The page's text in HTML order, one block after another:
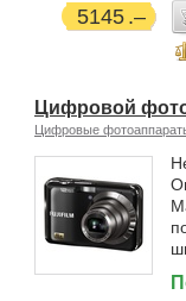
5145
Цифровой
Цифровые